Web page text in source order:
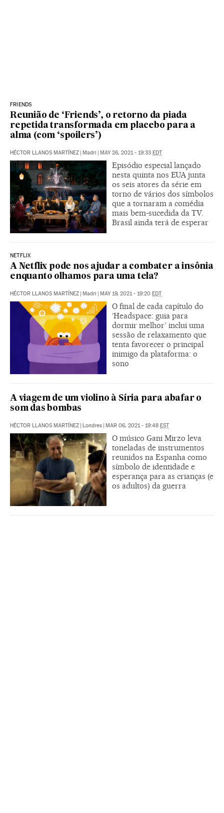
FRIENDS
Reunião de ‘Friends’, o retorno da piada
repetida transformada em placebo para a
alma (com ‘spoilers’)
HÉCTOR LLANOS MARTÍNEZ Madri MAY 26, 2021 - 19:33 EDT
Episódio especial lançado
nesta quinta nos EUA junta
os seis atores da série em
torno de vários dos símbolos
que a tornaram a comédia
mais bem-sucedida da TV.
Brasil ainda terá de esperar
NETFLIX
A Netflix pode nos ajudar a combater a insônia
enquanto olhamos para uma tela?
HÉCTOR LLANOS MARTÍNEZ Madri MAY 19, 2021 - 19:20 EDT
O final de cada capítulo do
‘Headspace: guia para
dormir melhor’ inclui uma
sessão de relaxamento que
tenta favorecer o principal
inimigo da plataforma: o
sono
A viagem de um violino à Síria para abafar o
som das bombas
HÉCTOR LLANOS MARTÍNEZ | Londres | MAR 06, 2021 - 19:48 EST
O músico Gani Mirzo leva
toneladas de instrumentos
reunidos na Espanha como
símbolo de identidade e
esperança para as crianças (e
os adultos) da guerra